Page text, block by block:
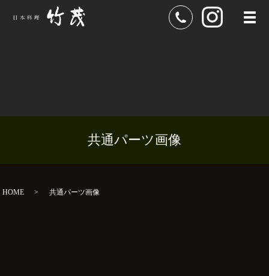
メ
共通パーツ画像
HOME 共通パーツ画像